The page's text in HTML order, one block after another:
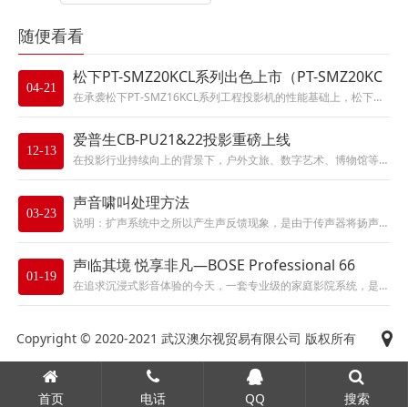
随便看看
04-21
松下PT-SMZ20KCL系列出色上市（PT-SMZ20KC
在承袭松下PT-SMZ16KCL系列工程投影机的性能基础上，松下进一步打磨精进，推出更亮、更小、更轻、更安静的液晶激光工...
12-13
爱普生CB-PU21&22投影重磅上线
在投影行业持续向上的背景下，户外文旅、数字艺术、博物馆等行业，投影应用越发广泛。激光投影机的需求量不断上升，用户对投影机...
03-23
声音啸叫处理方法
说明：扩声系统中之所以产生声反馈现象，是由于传声器将扬声器重放的声音反复拾取且音量超过一定限度时，这种同频声信号被放大电...
01-19
声临其境 悦享非凡—BOSE Professional 66
在追求沉浸式影音体验的今天，一套专业级的家庭影院系统，是打造私人娱乐空间的核心。BOSE Professional 66...
Copyright © 2020-2021 武汉澳尔视贸易有限公司 版权所有
首页 电话 QQ 搜索